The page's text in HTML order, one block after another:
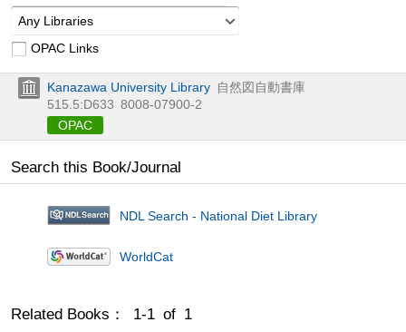
Any Libraries
OPAC Links
Kanazawa University Library 自然図自動書庫
515.5:D633 8008-07900-2
OPAC
Search this Book/Journal
NDL Search - National Diet Library
WorldCat
Related Books： 1-1 of 1